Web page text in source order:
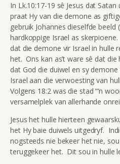
In Lk.10:17-19 sê Jesus dat
praat Hy van die demone as
gebruik Johannes dieselfde beeld
hardkoppige Israel as
dat die demone vir Israel in hulle
het. Ons kan as’t ware sê dat
dat God die duiwel en sy
Israel aan die verwoesting van
Volgens 18:2 was die stad “‘n
versamelplek van allerhande
Jesus het hulle hierteen
het Hy baie duiwels uitgedryf.
nogsteeds nie bekeer het nie,
teruggekeer het. Dit sou in hulle